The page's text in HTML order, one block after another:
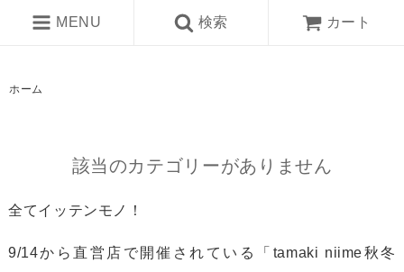
MENU 検索 カート
ホーム
該当のカテゴリーがありません
全てイッテンモノ！
9/14から直営店で開催されている「tamaki niime秋冬